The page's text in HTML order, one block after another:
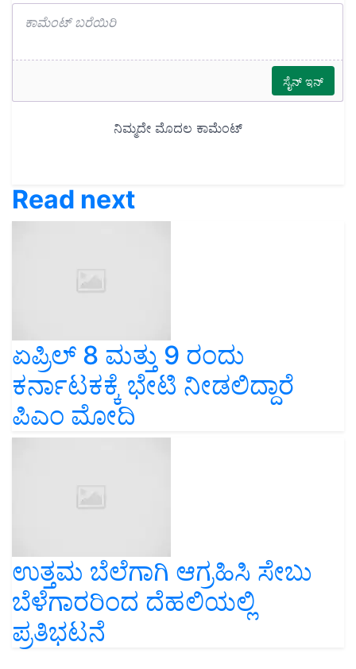
Read next
ಏಪ್ರಿಲ್ 8 ಮತ್ತು 9 ರಂದು
ಕರ್ನಾಟಕಕ್ಕೆ ಭೇಟಿ ನೀಡಲಿದ್ದಾರೆ
ಪಿಎಂ ಮೋದಿ
ಉತ್ತಮ ಬೆಲೆಗಾಗಿ ಆಗ್ರಹಿಸಿ ಸೇಬು
ಬೆಳೆಗಾರರಿಂದ ದೆಹಲಿಯಲ್ಲಿ
ಪ್ರತಿಭಟನೆ